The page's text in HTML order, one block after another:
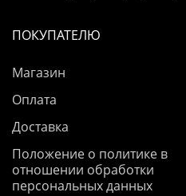
ПОКУПАТЕЛЮ
Магазин
Оплата
Доставка
Положение о политике в
отношении обработки
персональных данных